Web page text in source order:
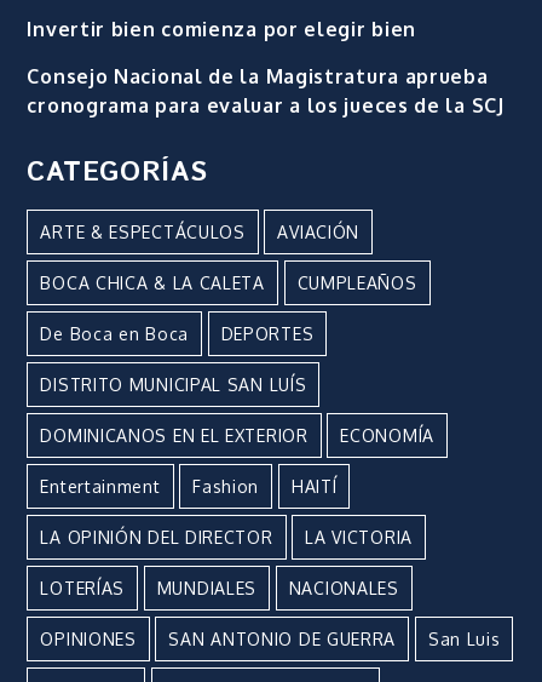
Invertir bien comienza por elegir bien
Consejo Nacional de la Magistratura aprueba
cronograma para evaluar a los jueces de la SCJ
CATEGORÍAS
ARTE & ESPECTÁCULOS AVIACIÓN
BOCA CHICA & LA CALETA CUMPLEAÑOS
De Boca en Boca DEPORTES
DISTRITO MUNICIPAL SAN LUÍS
DOMINICANOS EN EL EXTERIOR ECONOMÍA
Entertainment Fashion HAITÍ
LA OPINIÓN DEL DIRECTOR LA VICTORIA
LOTERÍAS MUNDIALES NACIONALES
OPINIONES SAN ANTONIO DE GUERRA San Luis